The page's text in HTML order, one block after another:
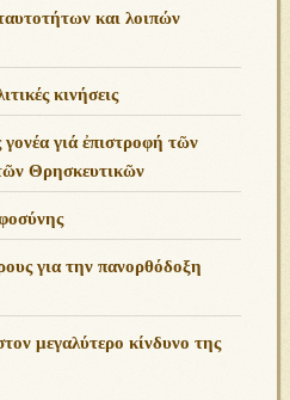
και λοιπών
κινήσεις
γιά ἐπιστροφή τῶν
Θρησκευτικῶν
για την πανορθόδοξη
μεγαλύτερο κίνδυνο της